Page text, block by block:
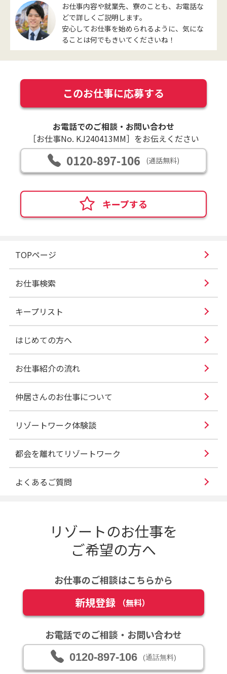
お仕事内容や就業先、寮のことも、お電話な
どで詳しくご説明します。
安心してお仕事を始められるように、気にな
ることは何でもきいてくださいね！
このお仕事に応募する
お電話でのご相談・お問い合わせ
［お仕事No. KJ240413MM］をお伝えください
0120-897-106 (通話無料)
キープする
TOPページ
お仕事検索
キープリスト
はじめての方へ
お仕事紹介の流れ
仲居さんのお仕事について
リゾートワーク体験談
都会を離れてリゾートワーク
よくあるご質問
リゾートのお仕事を
ご希望の方へ
お仕事のご相談はこちらから
新規登録 （無料）
お電話でのご相談・お問い合わせ
0120-897-106 (通話無料)